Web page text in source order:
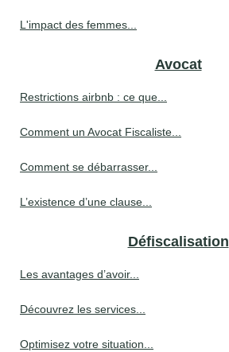
L'impact des femmes...
Avocat
Restrictions airbnb : ce que...
Comment un Avocat Fiscaliste...
Comment se débarrasser...
L’existence d’une clause...
Défiscalisation
Les avantages d’avoir...
Découvrez les services...
Optimisez votre situation...